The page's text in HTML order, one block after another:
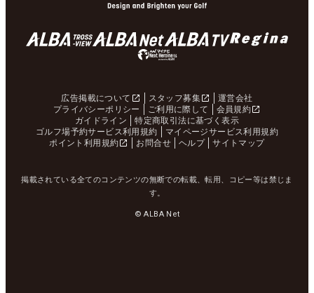
広告掲載について スタッフ募集
運営会社
プライバシーポリシー
ご利用に際して
会員規約
ガイドライン
特定商取引法に基づく表示
ゴルフ場予約サービス利用規約
マイページサービス利用規約
ポイント利用規約
お問合せ ヘルプ サイトマップ
掲載されている全てのコンテンツの無断での転載、転用、コピー等は禁じま
す。
© ALBA Net